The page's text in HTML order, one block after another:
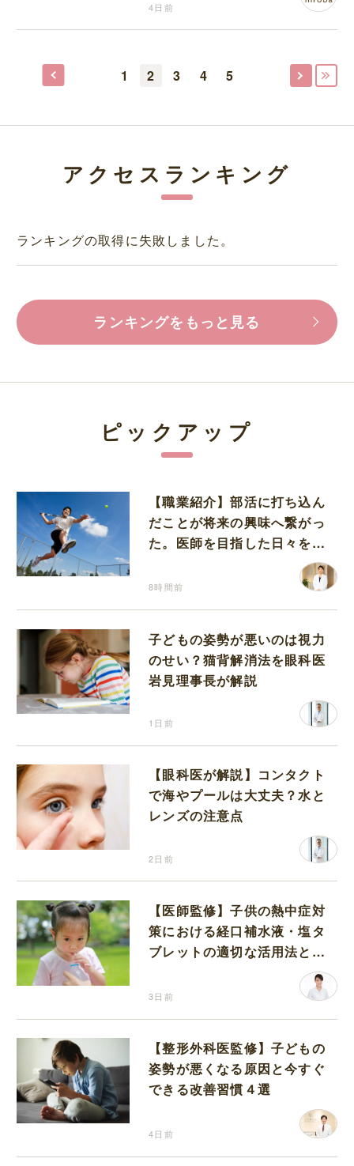
4日前
1 2 3 4 5
アクセスランキング
ランキングの取得に失敗しました。
ランキングをもっと見る
ピックアップ
【職業紹介】部活に打ち込ん
だことが将来の興味へ繋がっ
た。医師を目指した日々を振
8時間前
子どもの姿勢が悪いのは視力
のせい？猫背解消法を眼科医
岩見理事長が解説
1日前
【眼科医が解説】コンタクト
で海やプールは大丈夫？水と
レンズの注意点
2日前
【医師監修】子供の熱中症対
策における経口補水液・塩タ
ブレットの適切な活用法と水
3日前
【整形外科医監修】子どもの
姿勢が悪くなる原因と今すぐ
できる改善習慣４選
4日前